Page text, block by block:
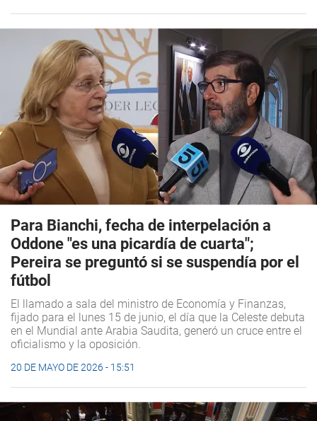
Para Bianchi, fecha de interpelación a
Oddone "es una picardía de cuarta";
Pereira se preguntó si se suspendía por el
fútbol
El llamado a sala del ministro de Economía y Finanzas,
fijado para el lunes 15 de junio, el día que la Celeste debuta
en el Mundial ante Arabia Saudita, generó un cruce entre el
oficialismo y la oposición.
20 DE MAYO DE 2026 - 15:51